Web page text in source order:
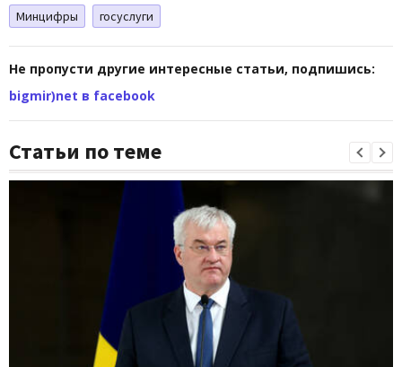
Минцифры
госуслуги
Не пропусти другие интересные статьи, подпишись:
bigmir)net в facebook
Статьи по теме